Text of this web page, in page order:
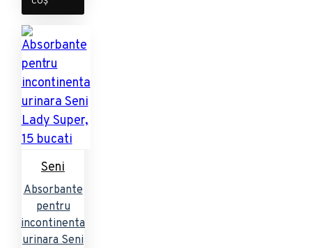
Seni
Absorbante
pentru
incontinenta
urinara Seni